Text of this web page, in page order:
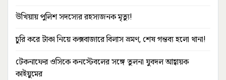
উখিয়ায় পুলিশ সদস্যের রহস্যজনক মৃত্যু!
চুরি করে টাকা নিয়ে কক্সবাজারে বিলাস ভ্রমণ, শেষ গন্তব্য হলো থানা!
টেকনাফের ওসিকে কনস্টেবলের সঙ্গে তুলনা যুবদল আহ্বায়ক
কাইয়ুমের